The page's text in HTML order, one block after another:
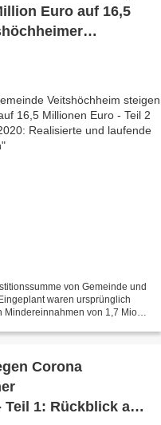
Euro auf 16,5
Planungen
von Gemeinde und
waren ursprünglich
Mindereinnahmen von 1,7 Mio.
Corona
Teil 1: Rückblick auf